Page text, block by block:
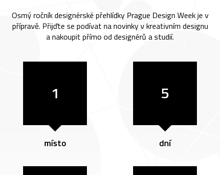
Osmý ročník designérské přehlídky Prague Design Week je v
přípravě. Přijďte se podívat na novinky v kreativním designu
a nakoupit přímo od designérů a studií.
1
místo
5
dní